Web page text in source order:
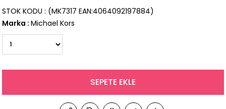
(MK7317 EAN:4064092197884)
STOK KODU
Marka : Michael Kors